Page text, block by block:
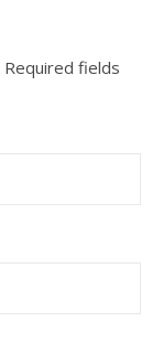
Required fields